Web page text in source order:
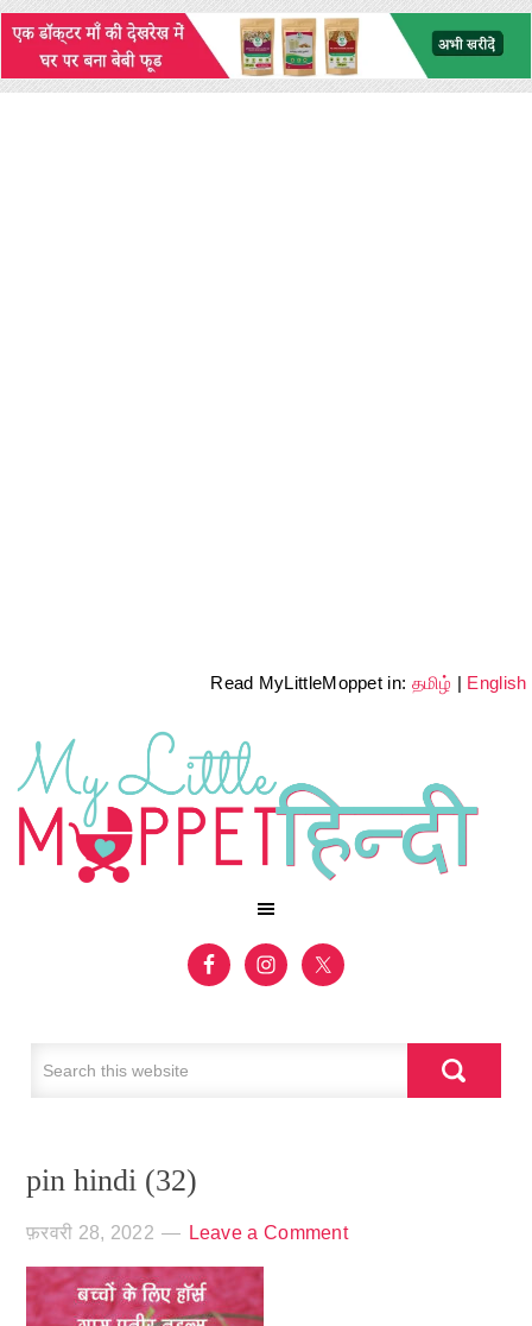
Read MyLittleMoppet in: தமிழ் | English
pin hindi (32)
फ़रवरी 28, 2022 Leave a Comment